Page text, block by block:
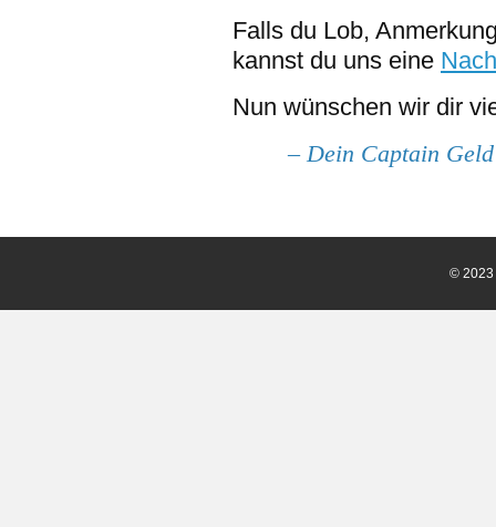
Falls du Lob,
kannst du uns eine
Nun wünschen wir dir
– Dein Captain Geld
© 2023